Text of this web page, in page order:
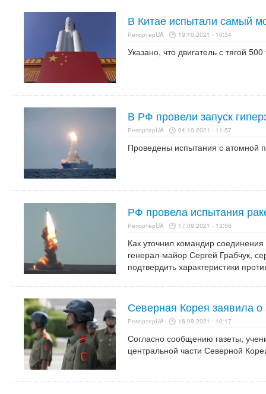
В Китае испытали самый
РепортерUA 19.10.2021 - 10:34
Указано, что двигатель с тягой
В РФ провели запуск
РепортерUA 04.10.2021 - 11:57
Проведены испытания с атомной
РФ провела испытания
РепортерUA 17.09.2021 - 13:56
Как уточнил командир
генерал-майор Сергей Грабчук,
подтвердить характеристики
Северная Корея заявила о
РепортерUA 16.09.2021 - 10:17
Согласно сообщению газеты,
центральной части Северной